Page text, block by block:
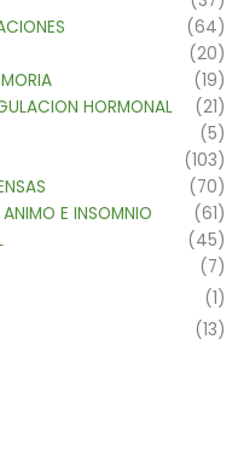
(64)
(20)
(19)
HORMONAL
(21)
(5)
(103)
(70)
E INSOMNIO
(61)
(45)
(7)
(1)
(13)